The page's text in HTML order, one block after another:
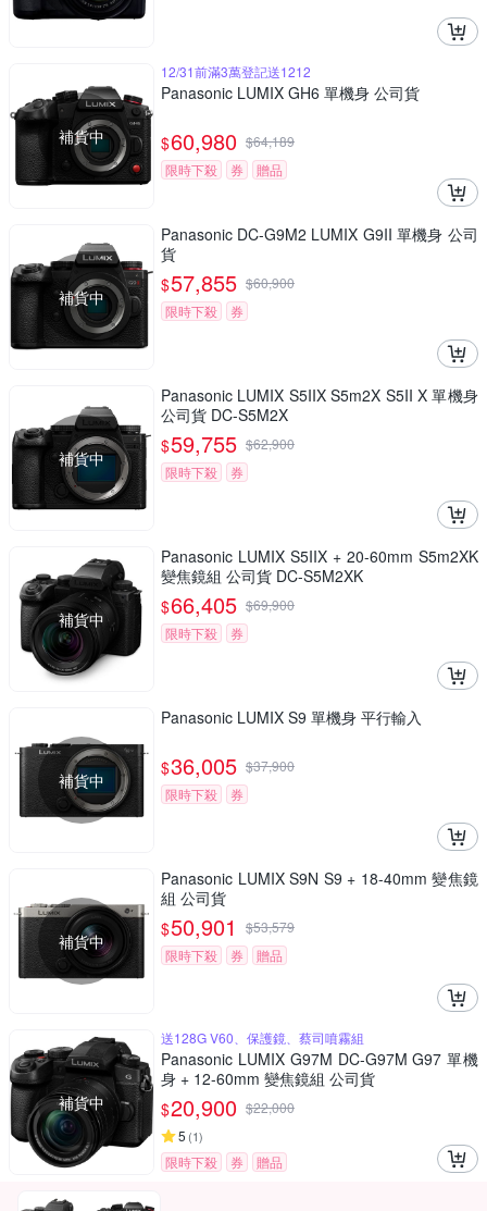
補貨中
12/31前滿3萬登記送1212
Panasonic LUMIX GH6 單機身 公司貨
$60,980 $64,189
限時下殺
券 贈品
補貨中
Panasonic DC-G9M2 LUMIX G9II 單機身 公司
貨
$57,855 $60,900
限時下殺
券
補貨中
Panasonic LUMIX S5IIX S5m2X S5II X 單機身
公司貨 DC-S5M2X
$59,755 $62,900
限時下殺
券
補貨中
Panasonic LUMIX S5IIX + 20-60mm S5m2XK
變焦鏡組 公司貨 DC-S5M2XK
$66,405 $69,900
限時下殺
券
補貨中
Panasonic LUMIX S9 單機身 平行輸入
$36,005 $37,900
限時下殺
券
補貨中
Panasonic LUMIX S9N S9 + 18-40mm 變焦鏡
組 公司貨
$50,901 $53,579
限時下殺
券 贈品
補貨中
送128G V60、保護鏡、蔡司噴霧組
Panasonic LUMIX G97M DC-G97M G97 單機
身 + 12-60mm 變焦鏡組 公司貨
$20,900 $22,000
5 (1)
限時下殺 券 贈品